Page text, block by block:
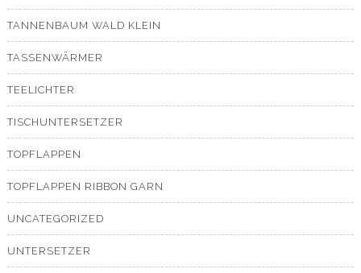
TANNENBAUM WALD KLEIN
TASSENWÄRMER
TEELICHTER
TISCHUNTERSETZER
TOPFLAPPEN
TOPFLAPPEN RIBBON GARN
UNCATEGORIZED
UNTERSETZER